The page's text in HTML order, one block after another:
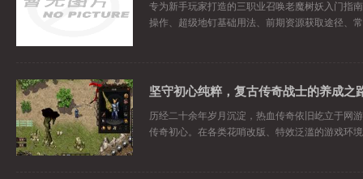
专为新手玩家打造的三职业召唤老魔树妖入门指
操作、超级地钉基础用法、前期资源获取途径、
坚守初心纯粹，复古传奇战士的养成之
历经二十余年岁月沉淀，热血传奇依旧屹立于网
传奇初心。在各类花哨改版、特效泛滥的游戏环